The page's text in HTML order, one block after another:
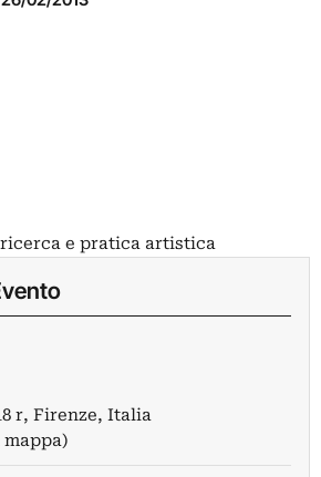
e pratica artistica
r, Firenze, Italia